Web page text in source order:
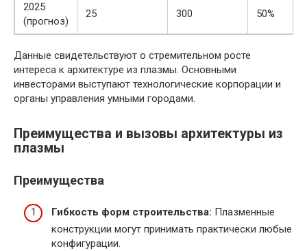
2025
(прогноз)
25 300 50%
Данные свидетельствуют о стремительном росте
интереса к архитектуре из плазмы. Основными
инвесторами выступают технологические корпорации и
органы управления умными городами.
Преимущества и вызовы архитектуры из
плазмы
Преимущества
Гибкость форм строительства: Плазменные
конструкции могут принимать практически любые
конфигурации.